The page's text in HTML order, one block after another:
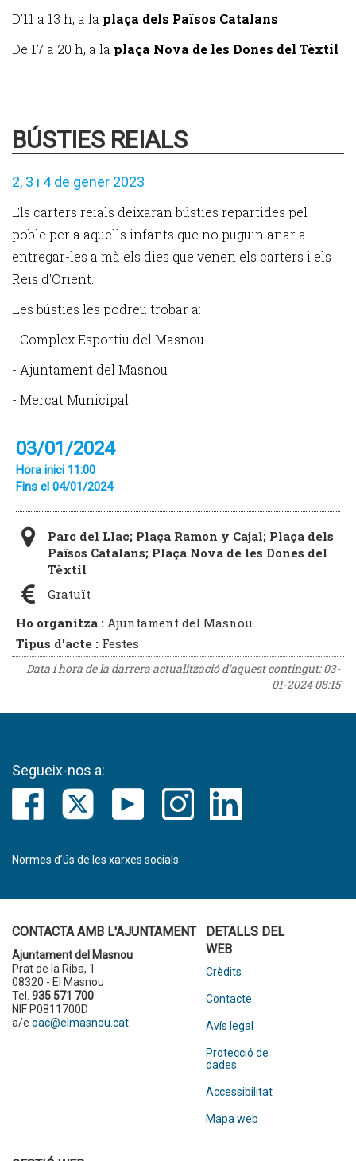
D’11 a 13 h, a la plaça dels Països Catalans
De 17 a 20 h, a la plaça Nova de les Dones del Tèxtil
BÚSTIES REIALS
2, 3 i 4 de gener 2023
Els carters reials deixaran bústies repartides pel
poble per a aquells infants que no puguin anar a
entregar-les a mà els dies que venen els carters i els
Reis d'Orient.
Les bústies les podreu trobar a:
- Complex Esportiu del Masnou
- Ajuntament del Masnou
- Mercat Municipal
03/01/2024
Hora inici 11:00
Fins el 04/01/2024
Parc del Llac; Plaça Ramon y Cajal; Plaça dels
Països Catalans; Plaça Nova de les Dones del
Tèxtil
Gratuït
Ho organitza : Ajuntament del Masnou
Tipus d'acte : Festes
Data i hora de la darrera actualització d'aquest contingut:03-
01-2024 08:15
Segueix-nos a:
Normes d’ús de les xarxes socials
CONTACTA AMB L'AJUNTAMENT
Ajuntament del Masnou
Prat de la Riba, 1
08320 - El Masnou
Tel. 935 571 700
NIF P0811700D
a/e oac@elmasnou.cat
DETALLS DEL
WEB
Crèdits
Contacte
Avís legal
Protecció de
dades
Accessibilitat
Mapa web